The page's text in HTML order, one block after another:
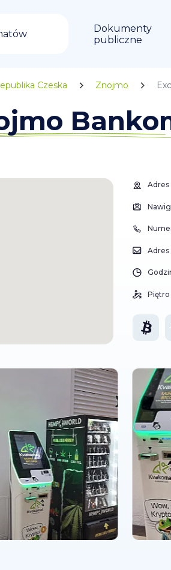
Dokumenty
publiczne
Czeska Znojmo
Adres
Adres
Piętro